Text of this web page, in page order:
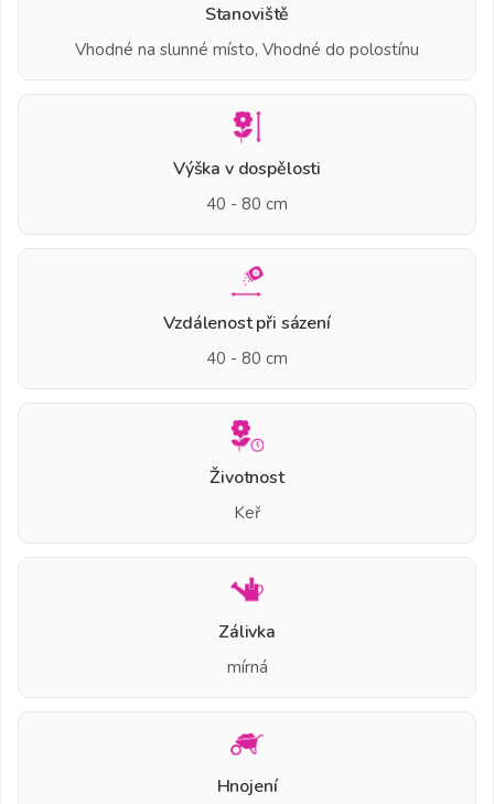
Stanoviště
Vhodné na slunné místo, Vhodné do polostínu
Výška v dospělosti
40 - 80 cm
Vzdálenost při sázení
40 - 80 cm
Životnost
Keř
Zálivka
mírná
Hnojení